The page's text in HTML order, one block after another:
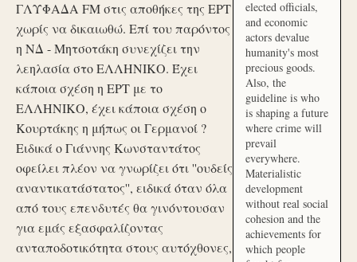
ΓΛΥΦΑΔΑ FM στις αποθήκες της ΕΡΤ
χωρίς να δικαιωθώ. Επί του παρόντος
η ΝΔ - Μητσοτάκη συνεχίζει την
λεηλασία στο ΕΛΛΗΝΙΚΟ. Έχει
κάποια σχέση η ΕΡΤ με το
ΕΛΛΗΝΙΚΟ, έχει κάποια σχέση ο
Κουρτάκης η μήπως οι Γερμανοί ?
Ειδικά ο Γιάννης Κωνσταντάτος
οφείλει πλέον να γνωρίζει ότι ''ουδείς
αναντικατάστατος'', ειδικά όταν όλα
από τους επενδυτές θα γινόντουσαν
για εμάς εξασφαλίζοντας
ανταποδοτικότητα στους αυτόχθονες,
elected officials,
and economic
actors devalue
humanity's most
precious goods.
Also, the
guideline is who
is shaping a future
where crime will
prevail
everywhere.
Materialistic
development
without real social
cohesion and the
achievements for
which people